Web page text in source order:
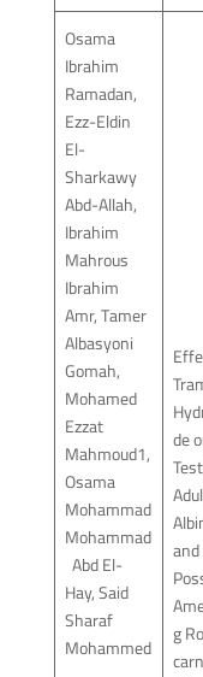
de
g
Osama
Ibrahim
Ramadan,
Ezz-Eldin
El-
Sharkawy
Abd-Allah,
Ibrahim
Mahrous
Ibrahim
Amr, Tamer
Albasyoni
Gomah,
Mohamed
Ezzat
Mahmoud1,
Osama
Mohammad
Mohammad
Abd El-
Hay, Said
Sharaf
Mohammed